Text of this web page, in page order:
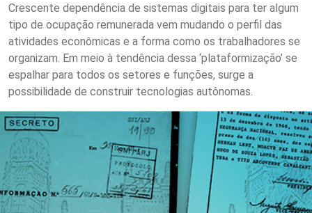
Crescente dependência de sistemas digitais para ter algum
tipo de ocupação remunerada vem mudando o perfil das
atividades econômicas e a forma como os trabalhadores se
organizam. Em meio à tendência dessa ‘plataformização’ se
espalhar para todos os setores e funções, surge a
possibilidade de construir tecnologias autônomas.